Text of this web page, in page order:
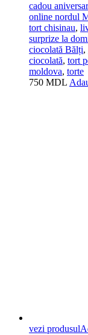
cadou
online nordul
tort chisinau,
surprize la
ciocolată Bălți,
ciocolată, tort
moldova, torte
750 MDL
vezi produsul